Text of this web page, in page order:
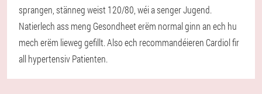
sprangen, stänneg weist 120/80, wéi a senger Jugend.
Natierlech ass meng Gesondheet erëm normal ginn an ech hu
mech erëm lieweg gefillt. Also ech recommandéieren Cardiol fir
all hypertensiv Patienten.